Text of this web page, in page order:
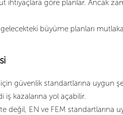
ihtiyaçlara göre planlar. Ancak
büyüme planları
güvenlik standartlarına uygun
iş kazalarına yol açabilir.
değil, EN ve FEM